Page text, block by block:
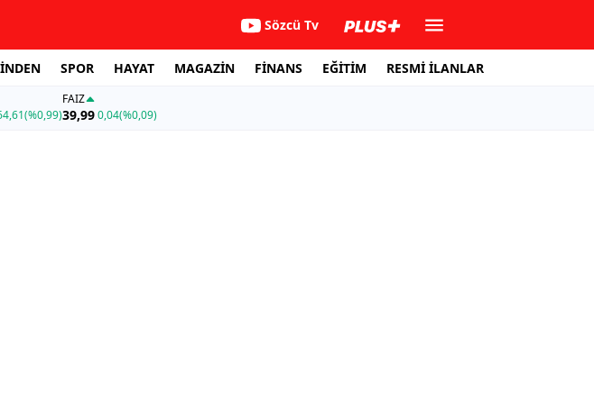
Sözcü Tv
SPOR HAYAT MAGAZİN FİNANS EĞİTİM RESMİ İLANLAR
(%0,99)
FAİZ
39,990,04(%0,09)